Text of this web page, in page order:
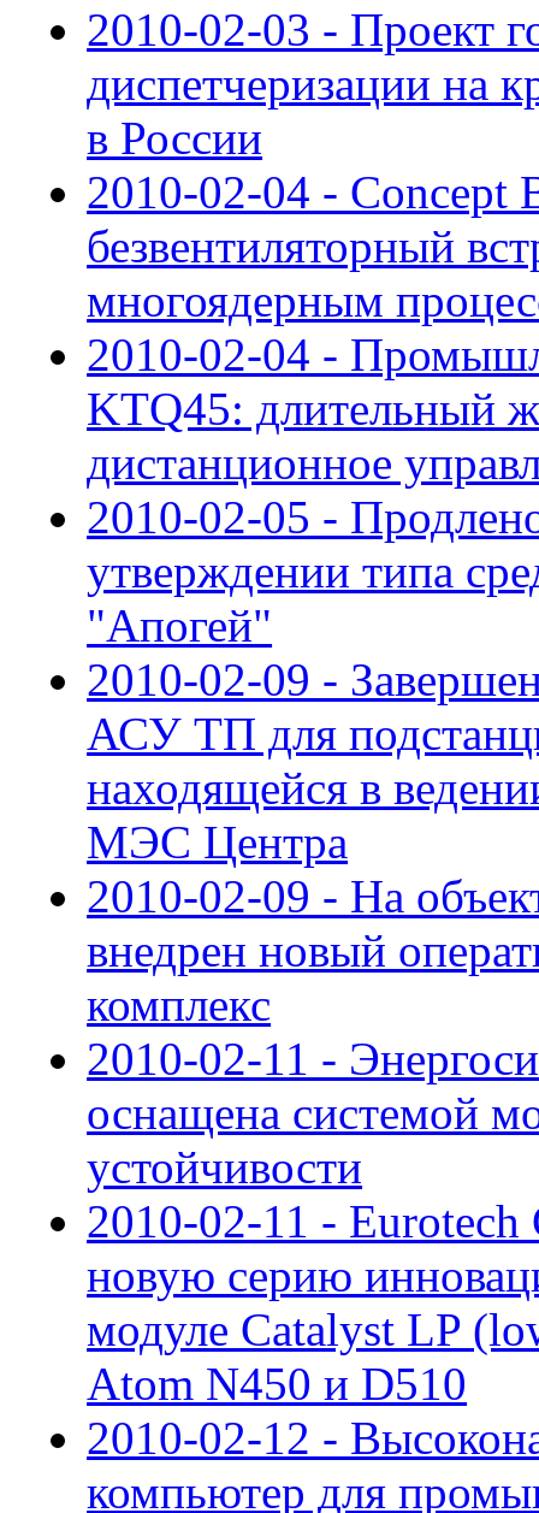
2010-02-03 - Проект
диспетчеризации на
в России
2010-02-04 - Concept
безвентиляторный
многоядерным
2010-02-04 -
KTQ45: длительный
дистанционное
2010-02-05 -
утверждении типа
"Апогей"
2010-02-09 -
АСУ ТП для
находящейся в
МЭС Центра
2010-02-09 - На
внедрен новый
комплекс
2010-02-11 -
оснащена системой
устойчивости
2010-02-11 -
новую серию
модуле Catalyst LP
Atom N450 и D510
2010-02-12 -
компьютер для